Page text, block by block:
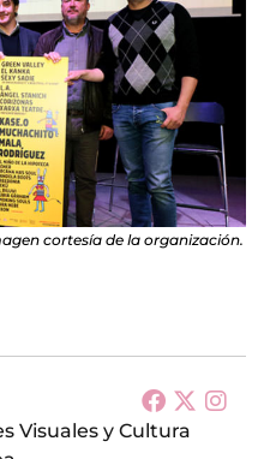
cortesía de la organización.
Visuales y Cultura